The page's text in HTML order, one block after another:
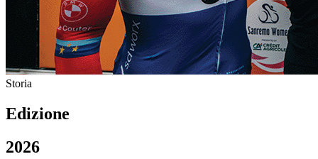
Storia
Edizione
2026